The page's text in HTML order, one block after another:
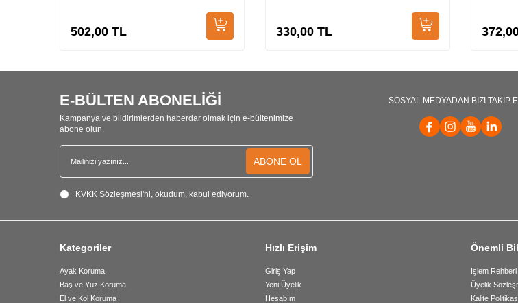
502,00 TL 330,00 TL
E-BÜLTEN ABONELİĞİ
Kampanya ve bildirimlerden haberdar olmak için e-bültenimize
abone olun.
ABONE OL
KVKK Sözleşmesi'ni , okudum, kabul ediyorum.
SOSYAL MEDYADAN BİZİ TAKİP
Kategoriler
Ayak Koruma
Baş ve Yüz Koruma
El ve Kol Koruma
Hızlı Erişim
Giriş Yap
Yeni Üyelik
Hesabım
Önemli
İşlem Rehberi
Üyelik
Kalite